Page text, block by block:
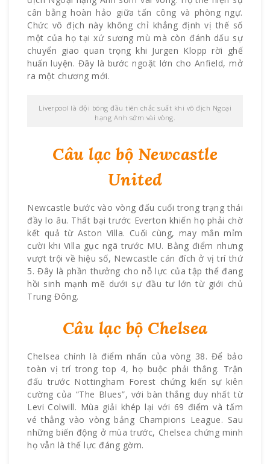
cân bằng hoàn hảo giữa tấn công và phòng ngự.
Chức vô địch này không chỉ khẳng định vị thế số
một của họ tại xứ sương mù mà còn đánh dấu sự
chuyển giao quan trọng khi Jurgen Klopp rời ghế
huấn luyện. Đây là bước ngoặt lớn cho Anfield, mở
ra một chương mới.
Liverpool là đội bóng đầu tiên chắc suất khi vô địch Ngoại
hạng Anh sớm vài vòng.
Câu lạc bộ Newcastle
United
Newcastle bước vào vòng đấu cuối trong trạng thái
đầy lo âu. Thất bại trước Everton khiến họ phải chờ
kết quả từ Aston Villa. Cuối cùng, may mắn mỉm
cười khi Villa gục ngã trước MU. Bằng điểm nhưng
vượt trội về hiệu số, Newcastle cán đích ở vị trí thứ
5. Đây là phần thưởng cho nỗ lực của tập thể đang
hồi sinh mạnh mẽ dưới sự đầu tư lớn từ giới chủ
Trung Đông.
Câu lạc bộ Chelsea
Chelsea chính là điểm nhấn của vòng 38. Để bảo
toàn vị trí trong top 4, họ buộc phải thắng. Trận
đấu trước Nottingham Forest chứng kiến sự kiên
cường của “The Blues”, với bàn thắng duy nhất từ
Levi Colwill. Mùa giải khép lại với 69 điểm và tấm
vé thẳng vào vòng bảng Champions League. Sau
những biến động ở mùa trước, Chelsea chứng minh
họ vẫn là thế lực đáng gờm.